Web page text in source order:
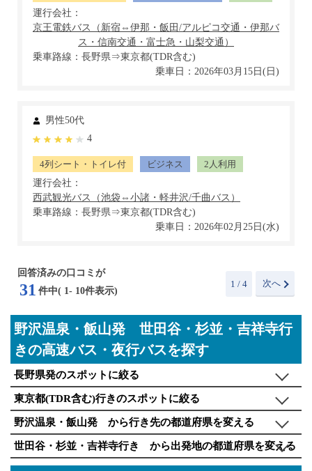
運行会社：
乗車路線：長野県⇒東京都(TDR含む)
乗車日：2026年03月15日(日)
男性50代
4
4列シート・トイレ付 ビジネス
2人利用
運行会社：
乗車路線：長野県⇒東京都(TDR含む)
乗車日：2026年02月25日(水)
回答済みの口コミが
31 件中( 1- 10件表示)
1 / 4 次へ
野沢温泉・飯山発 世田谷・杉並・吉祥寺行
きの高速バス・夜行バスを探す
長野県発のスポットに絞る
東京都(TDR含む)行きのスポットに絞る
野沢温泉・飯山発 から行き先の都道府県を変える
世田谷・杉並・吉祥寺行き から出発地の都道府県を変える